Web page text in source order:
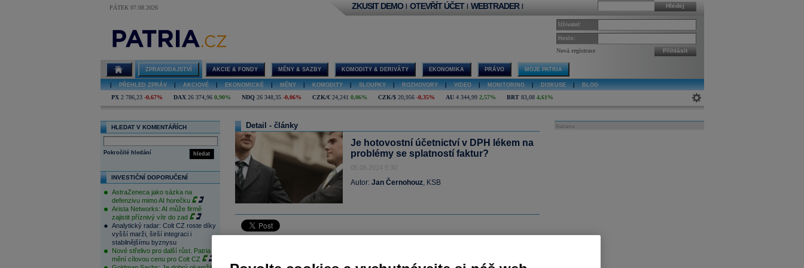
PÁTEK 07.08.2026 Hledej
ZKUSIT DEMO | OTEVŘÍT ÚČET | WEBTRADER |
Uživatel:
Heslo:
Nová registrace Přihlásit
ZPRAVODAJSTVÍ AKCIE & FONDY MĚNY & SAZBY KOMODITY & DERIVÁTY EKONOMIKA PRÁVO MOJE PATRIA
PŘEHLED ZPRÁV AKCIOVÉ EKONOMICKÉ MĚNY KOMODITY SLOUPKY ROZHOVORY VIDEO MONITORING DISKUSE BLOG
PX 2 786,23 -0,67% DAX 26 374,96 0,90% NDQ 26 348,35 -0,06% CZK/€ 24,241 0,06% CZK/$ 20,956 -0,35% AU 4 344,99 2,57% BRT 83,08 4,61%
HLEDAT V KOMENTÁŘÍCH
hledat
Pokročilé hledání
INVESTIČNÍ DOPORUČENÍ
AstraZeneca jako sázka na
defenzivu mimo AI horečku
Arista Networks: AI může firmě
zajistit příznivý vítr do zad
Analytický radar: Colt CZ roste díky
vyšší marži, širší integraci i
stabilnějšímu byznysu
Nové střelivo pro další růst. Patria
mění cílovou cenu pro Colt CZ
Detail - články
Je hotovostní účetnictví v DPH lékem na
problémy se splatností faktur?
05.06.2014 5:30
Autor: Jan Černohouz, KSB
Reklama